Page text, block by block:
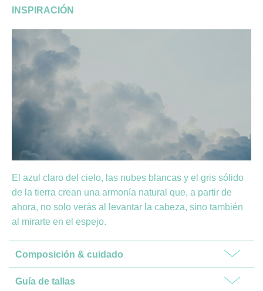
INSPIRACIÓN
El azul claro del cielo, las nubes blancas y el gris sólido
de la tierra crean una armonía natural que, a partir de
ahora, no solo verás al levantar la cabeza, sino también
al mirarte en el espejo.
Composición & cuidado
Guía de tallas